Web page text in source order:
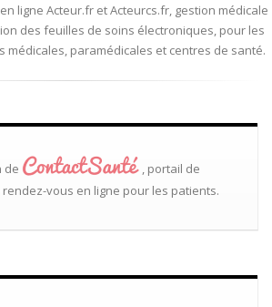
ligne Acteur.fr et Acteurcs.fr, gestion médicale
des feuilles de soins électroniques, pour les
médicales, paramédicales et centres de santé.
de
, portail de
vous en ligne pour les patients.